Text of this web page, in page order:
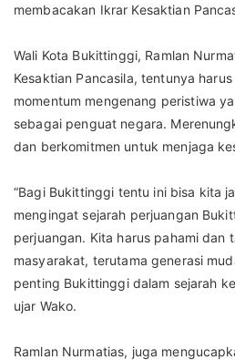
membacakan Ikrar Kesaktian
Wali Kota Bukittinggi, Ramlan
Kesaktian Pancasila, tentunya
momentum mengenang peristiwa
sebagai penguat negara.
dan berkomitmen untuk menjaga
“Bagi Bukittinggi tentu ini bisa kita
mengingat sejarah perjuangan
perjuangan. Kita harus pahami dan
masyarakat, terutama generasi
penting Bukittinggi dalam sejarah
ujar Wako.
Ramlan Nurmatias, juga